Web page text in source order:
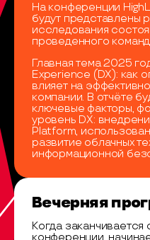
На конференции
будут представлены
исследования
проведенного
Главная тема 2025
Experience (DX): как
влияет на
компании. В отчёте
ключевые факторы,
уровень DX:
Platform,
развитие облачных
информационной
Вечерняя
Когда заканчивается
конференции,